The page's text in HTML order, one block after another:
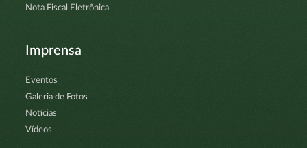
Nota Fiscal Eletrônica
Imprensa
Eventos
Galeria de Fotos
Notícias
Vídeos